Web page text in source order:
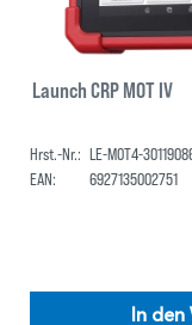
Launch CRP MOT IV
Hrst.-Nr.: LE-MOT4-
EAN:
6927135002751
In den